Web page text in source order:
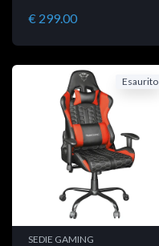
€ 299.00
Esaurito
SEDIE GAMING